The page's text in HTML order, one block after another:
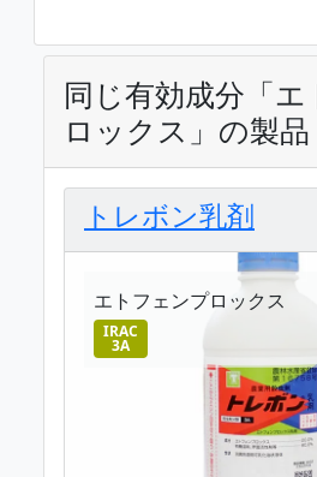
同じ有効成分「
ロックス」の製品
トレボン乳剤
エトフェンプロックス
IRAC
3A